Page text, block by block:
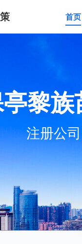
首页
黎
注册公